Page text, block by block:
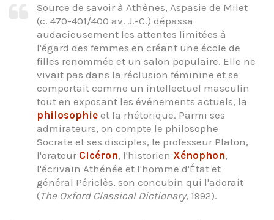
Source de savoir à Athènes, Aspasie de Milet
(c. 470-401/400 av. J.-C.) dépassa
audacieusement les attentes limitées à
l'égard des femmes en créant une école de
filles renommée et un salon populaire. Elle ne
vivait pas dans la réclusion féminine et se
comportait comme un intellectuel masculin
tout en exposant les événements actuels, la
philosophie et la rhétorique. Parmi ses
admirateurs, on compte le philosophe
Socrate et ses disciples, le professeur Platon,
l'orateur Cicéron, l'historien Xénophon,
l'écrivain Athénée et l'homme d'État et
général Périclès, son concubin qui l'adorait
(The Oxford Classical Dictionary, 1992).